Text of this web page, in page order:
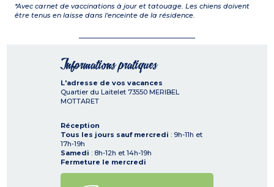
*Avec carnet de vaccinations à jour et tatouage. Les chiens doivent
être tenus en laisse dans l'enceinte de la résidence.
Informations pratiques
L'adresse de vos vacances
Quartier du Laitelet 73550 MERIBEL
MOTTARET
Réception
Tous les jours sauf mercredi : 9h-11h et
17h-19h
Samedi : 8h-12h et 14h-19h
Fermeture le mercredi